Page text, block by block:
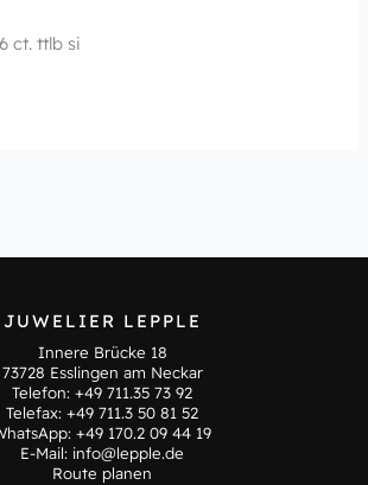
ct. ttlb si
JUWELIER LEPPLE
Innere Brücke 18
73728 Esslingen am Neckar
Telefon: +49 711.35 73 92
Telefax: +49 711.3 50 81 52
+49 170.2 09 44 19
E-Mail: info@lepple.de
Route planen